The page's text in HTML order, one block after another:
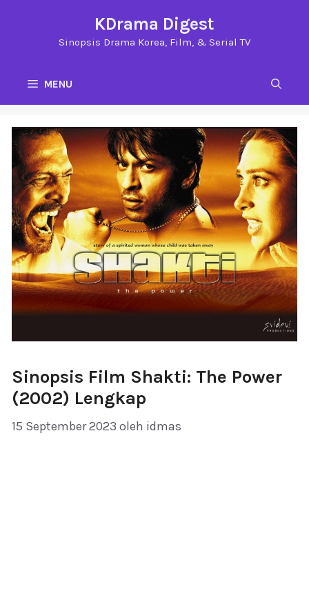
KDrama Digest
Sinopsis Drama Korea, Film, & Serial TV
MENU
Sinopsis Film Shakti: The Power
(2002) Lengkap
15 September 2023 oleh idmas